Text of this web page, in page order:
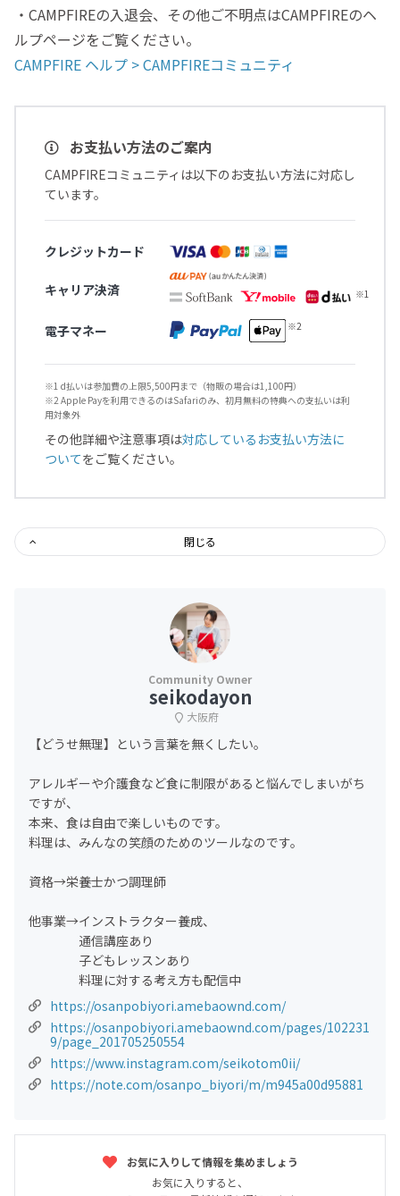
・CAMPFIREの入退会、その他ご不明点はCAMPFIREのヘ
ルプページをご覧ください。
CAMPFIRE ヘルプ > CAMPFIREコミュニティ
お支払い方法のご案内
CAMPFIREコミュニティは以下のお支払い方法に対応し
ています。
クレジットカード
キャリア決済
電子マネー
※1 d払いは参加費の上限5,500円まで（物販の場合は1,100円）
※2 Apple Payを利用できるのはSafariのみ、初月無料の特典への支払いは利
用対象外
その他詳細や注意事項は対応しているお支払い方法に
ついてをご覧ください。
閉じる
seikodayon
大阪府
【どうせ無理】という言葉を無くしたい。
アレルギーや介護食など食に制限があると悩んでしまいがち
ですが、
本来、食は自由で楽しいものです。
料理は、みんなの笑顔のためのツールなのです。
資格→栄養士かつ調理師
他事業→インストラクター養成、
通信講座あり
子どもレッスンあり
料理に対する考え方も配信中
https://osanpobiyori.amebaownd.com/
https://osanpobiyori.amebaownd.com/pages/102231
9/page_201705250554
https://www.instagram.com/seikotom0ii/
https://note.com/osanpo_biyori/m/m945a00d95881
お気に入りして情報を集めましょう
お気に入りすると、